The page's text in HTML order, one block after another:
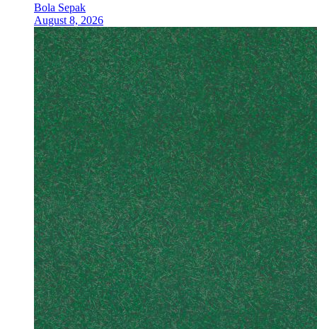
Bola Sepak
August 8, 2026